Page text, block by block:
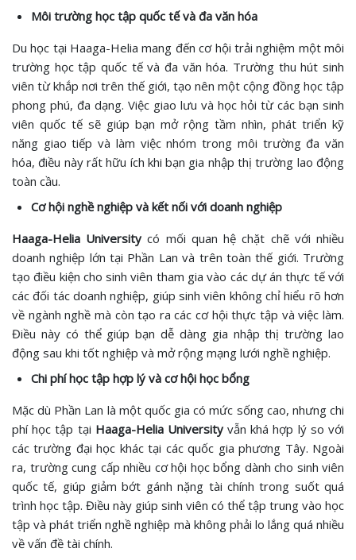
Môi trường học tập quốc tế và đa văn hóa
Du học tại Haaga-Helia mang đến cơ hội trải nghiệm một môi
trường học tập quốc tế và đa văn hóa. Trường thu hút sinh
viên từ khắp nơi trên thế giới, tạo nên một cộng đồng học tập
phong phú, đa dạng. Việc giao lưu và học hỏi từ các bạn sinh
viên quốc tế sẽ giúp bạn mở rộng tầm nhìn, phát triển kỹ
năng giao tiếp và làm việc nhóm trong môi trường đa văn
hóa, điều này rất hữu ích khi bạn gia nhập thị trường lao động
toàn cầu.
Cơ hội nghề nghiệp và kết nối với doanh nghiệp
Haaga-Helia Universitycó mối quan hệ chặt chẽ với nhiều
doanh nghiệp lớn tại Phần Lan và trên toàn thế giới. Trường
tạo điều kiện cho sinh viên tham gia vào các dự án thực tế với
các đối tác doanh nghiệp, giúp sinh viên không chỉ hiểu rõ hơn
về ngành nghề mà còn tạo ra các cơ hội thực tập và việc làm.
Điều này có thể giúp bạn dễ dàng gia nhập thị trường lao
động sau khi tốt nghiệp và mở rộng mạng lưới nghề nghiệp.
Chi phí học tập hợp lý và cơ hội học bổng
Mặc dù Phần Lan là một quốc gia có mức sống cao, nhưng chi
phí học tập tại Haaga-Helia Universityvẫn khá hợp lý so với
các trường đại học khác tại các quốc gia phương Tây. Ngoài
ra, trường cung cấp nhiều cơ hội học bổng dành cho sinh viên
quốc tế, giúp giảm bớt gánh nặng tài chính trong suốt quá
trình học tập. Điều này giúp sinh viên có thể tập trung vào học
tập và phát triển nghề nghiệp mà không phải lo lắng quá nhiều
về vấn đề tài chính.